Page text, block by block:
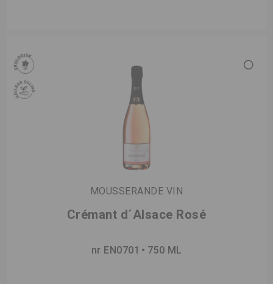
MOUSSERANDE VIN
Crémant d´Alsace Rosé
nr EN0701 750 ML